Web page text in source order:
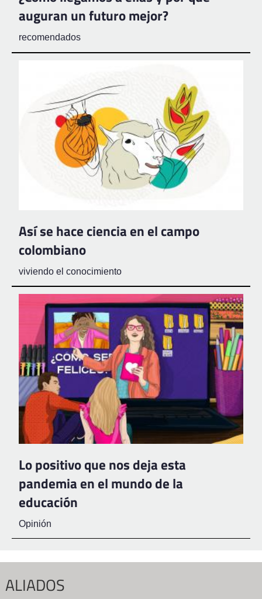
auguran un futuro mejor?
recomendados
Así se hace ciencia en el campo
colombiano
viviendo el conocimiento
Lo positivo que nos deja esta
pandemia en el mundo de la
educación
Opinión
ALIADOS